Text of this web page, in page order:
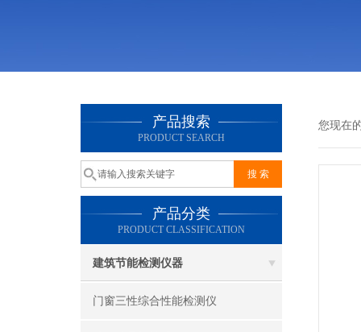
产品搜索
PRODUCT SEARCH
产品分类
PRODUCT CLASSIFICATION
建筑节能检测仪器
门窗三性综合性能检测仪
您现在